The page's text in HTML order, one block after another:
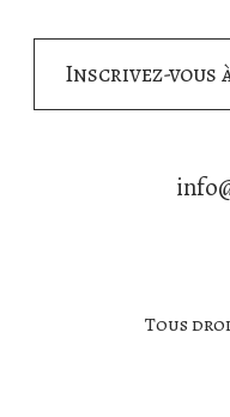
Inscrivez-
Tous